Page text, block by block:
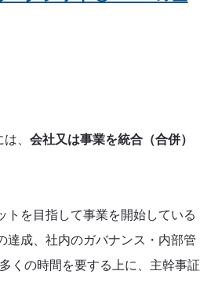
、 会社又は事業を統合（合併）
トを目指して事業を開始している
達成、社内のガバナンス・内部管
くの時間を要する上に、主幹事証